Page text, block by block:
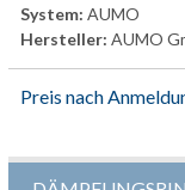
System: AUMO
Hersteller: AUMO
Preis nach